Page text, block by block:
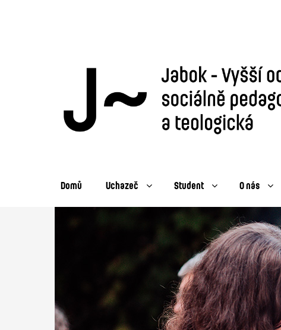
Domů Uchazeč Student O nás